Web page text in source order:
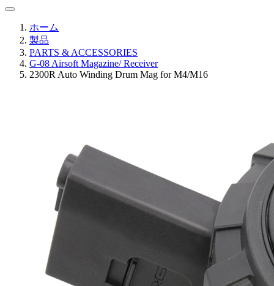
ホーム
製品
PARTS & ACCESSORIES
G-08 Airsoft Magazine/ Receiver
2300R Auto Winding Drum Mag for M4/M16